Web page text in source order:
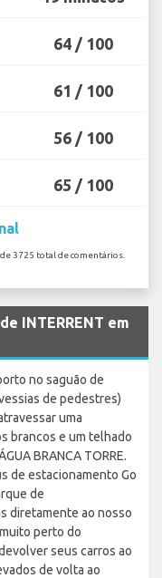
64 / 100
61 / 100
56 / 100
65 / 100
3725 total de comentários.
INTERRENT em
no saguão de
de pedestres)
uma
brancos e um telhado
BRANCA TORRE.
de estacionamento Go
de
diretamente ao nosso
perto do
seus carros ao
de volta ao